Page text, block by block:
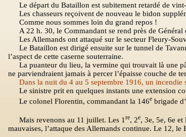
Le départ du Bataillon est subitement retardé de
Les chasseurs reçoivent de nouveau le bidon
Comme nous sommes loin du grand repos !
A 22 h. 30, le Commandant se rend près de
Les Allemands ont attaqué sur le secteur Fleury-
Le Bataillon est dirigé ensuite sur le tunnel de
l’aspect de cette caserne souterraine.
La puanteur du lieu, la vermine qui trouvait là une
ne parviendraient jamais à percer l’épaisse couche de
Dans la nuit du 4 au 5 septembre 1916, un incendie
Le sinistre prit en quelques instants une extension
Le colonel Florentin, commandant la 146e brigade
Mais revenons au 11 juillet. Les 1re, 2e, 3e, 5e, 6e
mauvaises, l’attaque des Allemands continue. Le 12,